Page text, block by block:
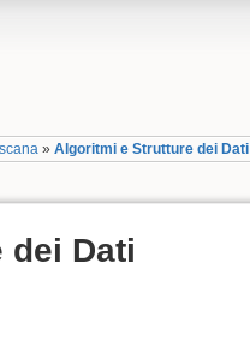
»Algoritmi e Strutture dei Dati
dei Dati